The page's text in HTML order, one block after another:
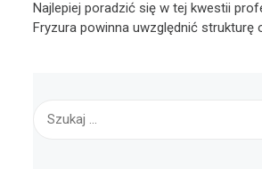
Najlepiej poradzić się w tej kwestii
Fryzura powinna uwzględnić strukturę